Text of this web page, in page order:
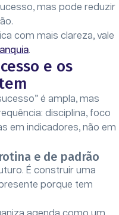
mas pode reduzir
com mais clareza, vale
.
e os
é ampla, mas
disciplina, foco
em indicadores, não em
e de padrão
É construir uma
porque tem